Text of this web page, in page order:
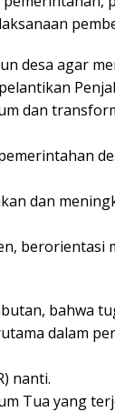
desa agar
dan
dan
berorientasi
bahwa
dalam
nanti.
Tua yang